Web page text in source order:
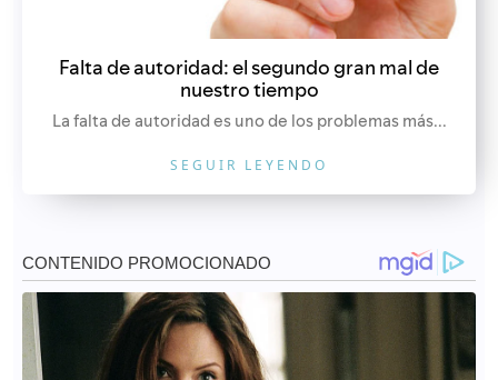
Falta de autoridad: el segundo gran mal de
nuestro tiempo
La falta de autoridad es uno de los problemas más...
SEGUIR LEYENDO